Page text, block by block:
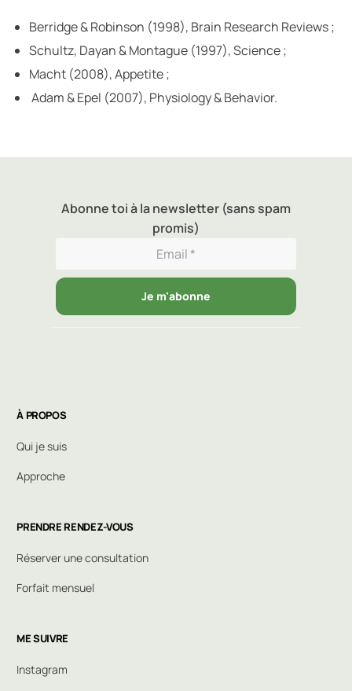
Berridge & Robinson (1998), Brain Research Reviews ;
Schultz, Dayan & Montague (1997), Science ;
Macht (2008), Appetite ;
Adam & Epel (2007), Physiology & Behavior.
Abonne toi à la newsletter (sans spam
promis)
Je m'abonne
À PROPOS
Qui je suis
Approche
PRENDRE RENDEZ-VOUS
Réserver une consultation
Forfait mensuel
ME SUIVRE
Instagram